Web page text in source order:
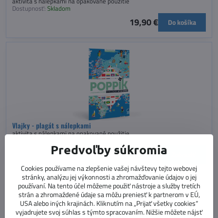
Dostupnosť: Skladom
19,90 € Do košíka
Vlajky - plagát s nálepkami
aktivita s nálepkami na opakované použitie
19,90 €
Predvoľby súkromia
Cookies používame na zlepšenie vašej návštevy tejto webovej
stránky, analýzu jej výkonnosti a zhromažďovanie údajov o jej
používaní. Na tento účel môžeme použiť nástroje a služby tretích
strán a zhromaždené údaje sa môžu preniesť k partnerom v EÚ,
USA alebo iných krajinách. Kliknutím na „Prijať všetky cookies“
vyjadrujete svoj súhlas s týmto spracovaním. Nižšie môžete nájsť